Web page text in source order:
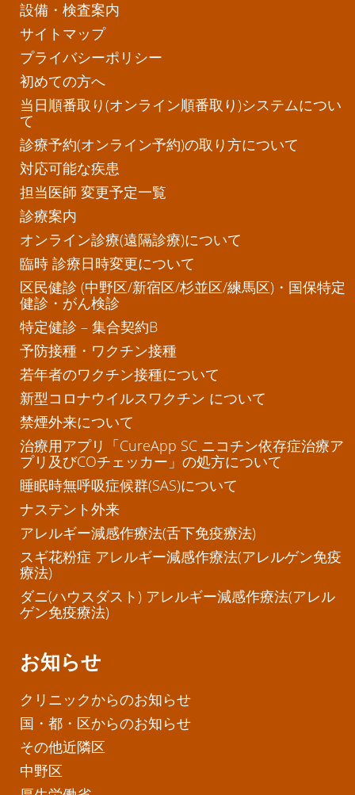
設備・検査案内
サイトマップ
プライバシーポリシー
初めての方へ
当日順番取り(オンライン順番取り)システムについ
て
診療予約(オンライン予約)の取り方について
対応可能な疾患
担当医師 変更予定一覧
診療案内
オンライン診療(遠隔診療)について
臨時 診療日時変更について
区民健診 (中野区/新宿区/杉並区/練馬区)・国保特定
健診・がん検診
特定健診 – 集合契約B
予防接種・ワクチン接種
若年者のワクチン接種について
新型コロナウイルスワクチン について
禁煙外来について
治療用アプリ「CureApp SC ニコチン依存症治療ア
プリ及びCOチェッカー」の処方について
睡眠時無呼吸症候群(SAS)について
ナステント外来
アレルギー減感作療法(舌下免疫療法)
スギ花粉症 アレルギー減感作療法(アレルゲン免疫
療法)
ダニ(ハウスダスト) アレルギー減感作療法(アレル
ゲン免疫療法)
お知らせ
クリニックからのお知らせ
国・都・区からのお知らせ
その他近隣区
中野区